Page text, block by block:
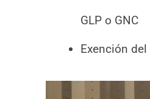
GLP o GNC
Exención